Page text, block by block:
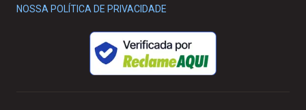
NOSSA POLÍTICA DE PRIVACIDADE